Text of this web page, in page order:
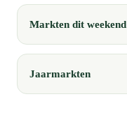
Markten dit weekend
Jaarmarkten